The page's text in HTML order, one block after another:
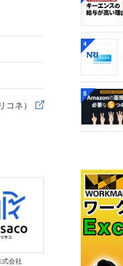
ネ）
会社
4
5